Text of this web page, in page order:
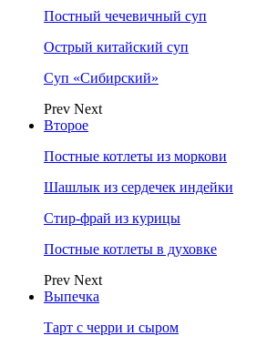
Постный чечевичный суп
Острый китайский суп
Суп «Сибирский»
Prev Next
Второе
Постные котлеты из моркови
Шашлык из сердечек индейки
Стир-фрай из курицы
Постные котлеты в духовке
Prev Next
Выпечка
Тарт с черри и сыром